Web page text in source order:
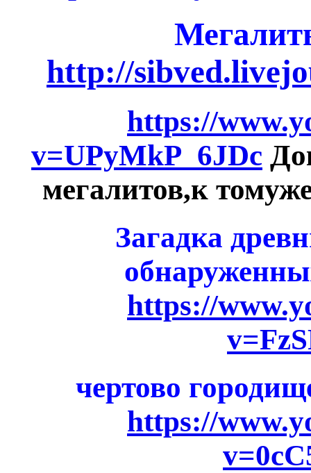
http://
https://
v=UPyMkP_6JDc
мегалитов,к
Загадка
https://
чертово
https://